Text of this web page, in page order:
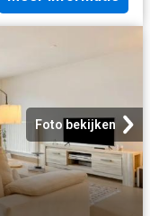
Foto bekijken